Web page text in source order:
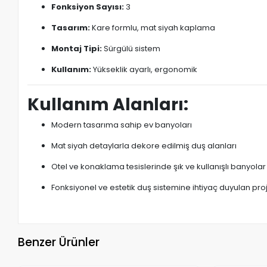
Fonksiyon Sayısı:3
Tasarım:Kare formlu, mat siyah kaplama
Montaj Tipi:Sürgülü sistem
Kullanım:Yükseklik ayarlı, ergonomik
Kullanım Alanları:
Modern tasarıma sahip ev banyoları
Mat siyah detaylarla dekore edilmiş duş alanları
Otel ve konaklama tesislerinde şık ve kullanışlı banyolar
Fonksiyonel ve estetik duş sistemine ihtiyaç duyulan
Benzer Ürünler